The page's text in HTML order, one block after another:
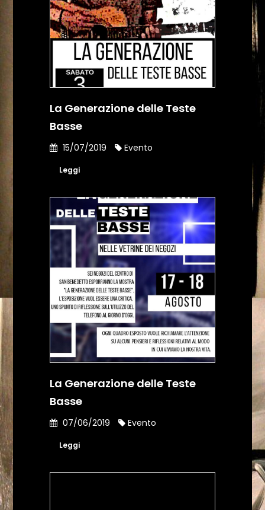
La Generazione delle Teste
Basse
15/07/2019 Evento
Leggi
La Generazione delle Teste
Basse
07/06/2019 Evento
Leggi